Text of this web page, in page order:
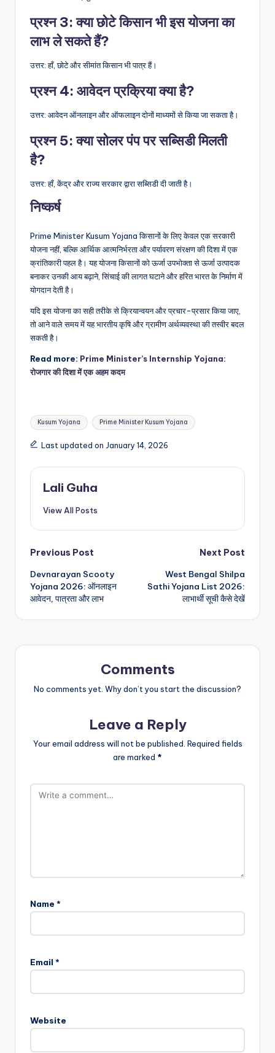
प्रश्न 3: क्या छोटे किसान भी इस योजना का
लाभ ले सकते हैं?
उत्तर: हाँ, छोटे और सीमांत किसान भी पात्र हैं।
प्रश्न 4: आवेदन प्रक्रिया क्या है?
उत्तर: आवेदन ऑनलाइन और ऑफलाइन दोनों माध्यमों से किया जा सकता है।
प्रश्न 5: क्या सोलर पंप पर सब्सिडी मिलती
है?
उत्तर: हाँ, केंद्र और राज्य सरकार द्वारा सब्सिडी दी जाती है।
निष्कर्ष
Prime Minister Kusum Yojana किसानों के लिए केवल एक सरकारी
योजना नहीं, बल्कि आर्थिक आत्मनिर्भरता और पर्यावरण संरक्षण की दिशा में एक
क्रांतिकारी पहल है। यह योजना किसानों को ऊर्जा उपभोक्ता से ऊर्जा उत्पादक
बनाकर उनकी आय बढ़ाने, सिंचाई की लागत घटाने और हरित भारत के निर्माण में
योगदान देती है।
यदि इस योजना का सही तरीके से क्रियान्वयन और प्रचार-प्रसार किया जाए,
तो आने वाले समय में यह भारतीय कृषि और ग्रामीण अर्थव्यवस्था की तस्वीर बदल
सकती है।
Read more: Prime Minister’s Internship Yojana:
रोजगार की दिशा में एक अहम कदम
Tags:
Kusum Yojana Prime Minister Kusum Yojana
Last updated on January 14, 2026
Lali Guha
View All Posts
Post
navigation
Previous Post
Devnarayan Scooty
Yojana 2026: ऑनलाइन
आवेदन, पात्रता और लाभ
Next Post
West Bengal Shilpa
Sathi Yojana List 2026:
लाभार्थी सूची कैसे देखें
Comments
No comments yet. Why don’t you start the discussion?
Leave a Reply
Your email address will not be published. Required fields
are marked *
Name *
Email *
Website